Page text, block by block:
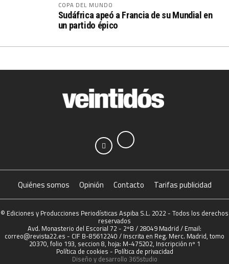
COPA DEL MUNDO
Sudáfrica apeó a Francia de su Mundial en
un partido épico
Quiénes somos Opinión Contacto Tarifas publicidad
© Ediciones y Producciones Periodísticas Aspiba S.L. 2022 - Todos los derechos
reservados
Avd. Monasterio del Escorial 72 - 2ºB / 28049 Madrid / Email:
correo@revista22.es - CIF B-85612240 / Inscrita en Reg. Merc. Madrid, tomo
20370, folio 193, seccion 8, hoja: M-475202, Inscripción nº 1
Política de cookies - Política de privacidad
Diseño y desarrollo 365studio